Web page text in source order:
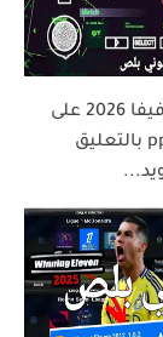
تحميل لعبة فيفا 2026 على
محاكي ppsspp بالتعليق